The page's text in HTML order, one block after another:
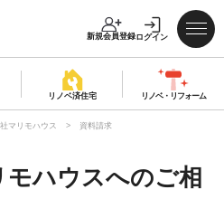
新規会員登録ログイン
リノベ済住宅 リノベ・ リフォーム
マリモハウス 資料請求
ハウスへのご相